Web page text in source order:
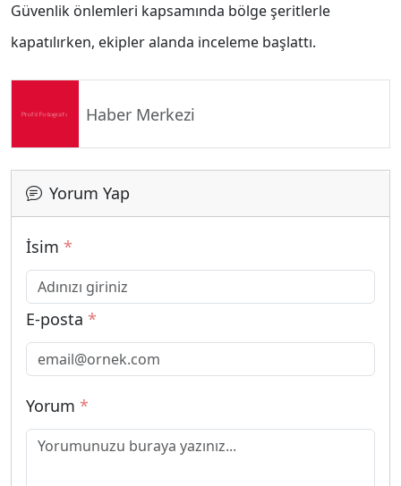
Güvenlik önlemleri kapsamında bölge şeritlerle
kapatılırken, ekipler alanda inceleme başlattı.
Haber Merkezi
Yorum Yap
İsim *
E-posta *
Yorum *